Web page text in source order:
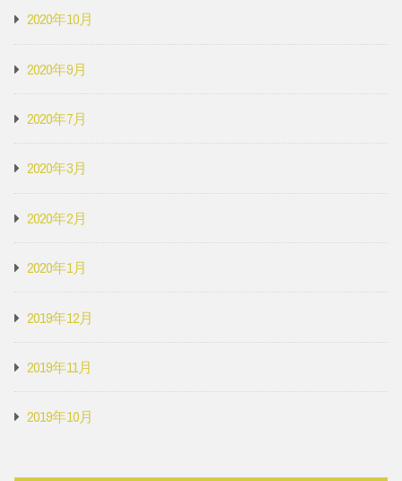
2020年10月
2020年9月
2020年7月
2020年3月
2020年2月
2020年1月
2019年12月
2019年11月
2019年10月